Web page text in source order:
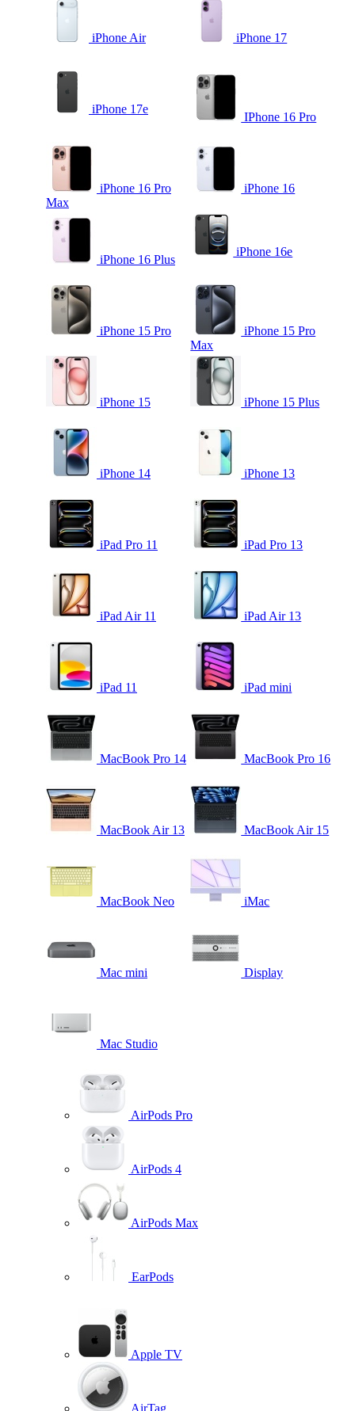
iPhone Air iPhone 17
iPhone 17e
IPhone 16 Pro
iPhone 16 Pro
Max
iPhone 16
iPhone 16 Plus
iPhone 16e
iPhone 15 Pro
iPhone 15 Pro
Max
iPhone 15 iPhone 15 Plus
iPhone 14 iPhone 13
iPad Pro 11 iPad Pro 13
iPad Air 11 iPad Air 13
iPad 11 iPad mini
MacBook Pro 14 MacBook Pro 16
MacBook Air 13 MacBook Air 15
MacBook Neo iMac
Mac mini Display
Mac Studio
AirPods Pro
AirPods 4
AirPods Max
EarPods
Apple TV